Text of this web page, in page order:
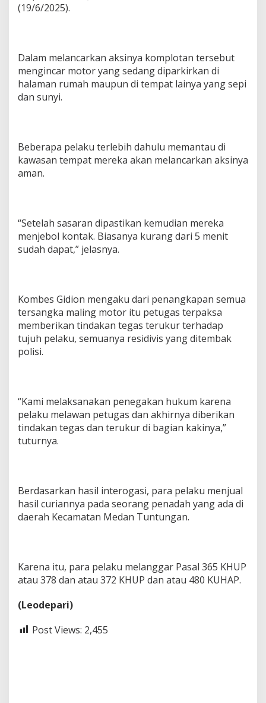
(19/6/2025).
Dalam melancarkan aksinya komplotan tersebut
mengincar motor yang sedang diparkirkan di
halaman rumah maupun di tempat lainya yang sepi
dan sunyi.
Beberapa pelaku terlebih dahulu memantau di
kawasan tempat mereka akan melancarkan aksinya
aman.
“Setelah sasaran dipastikan kemudian mereka
menjebol kontak. Biasanya kurang dari 5 menit
sudah dapat,” jelasnya.
Kombes Gidion mengaku dari penangkapan semua
tersangka maling motor itu petugas terpaksa
memberikan tindakan tegas terukur terhadap
tujuh pelaku, semuanya residivis yang ditembak
polisi.
“Kami melaksanakan penegakan hukum karena
pelaku melawan petugas dan akhirnya diberikan
tindakan tegas dan terukur di bagian kakinya,”
tuturnya.
Berdasarkan hasil interogasi, para pelaku menjual
hasil curiannya pada seorang penadah yang ada di
daerah Kecamatan Medan Tuntungan.
Karena itu, para pelaku melanggar Pasal 365 KHUP
atau 378 dan atau 372 KHUP dan atau 480 KUHAP.
(Leodepari)
Post Views: 2,455